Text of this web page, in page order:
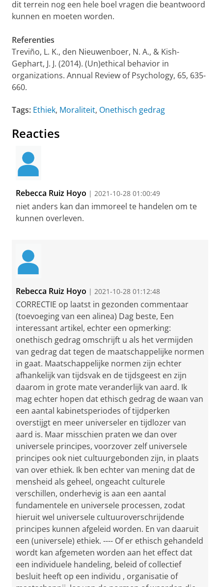
dit terrein nog een hele boel vragen die beantwoord
kunnen en moeten worden.
Referenties
Treviño, L. K., den Nieuwenboer, N. A., & Kish-
Gephart, J. J. (2014). (Un)ethical behavior in
organizations. Annual Review of Psychology, 65, 635-
660.
Tags: Ethiek, Moraliteit, Onethisch gedrag
Reacties
Rebecca Ruiz Hoyo | 2021-10-28 01:00:49
niet anders kan dan immoreel te handelen om te
kunnen overleven.
Rebecca Ruiz Hoyo | 2021-10-28 01:12:48
CORRECTIE op laatst in gezonden commentaar
(toevoeging van een alinea) Dag beste, Een
interessant artikel, echter een opmerking:
onethisch gedrag omschrijft u als het vermijden
van gedrag dat tegen de maatschappelijke normen
in gaat. Maatschappelijke normen zijn echter
afhankelijk van tijdsvak en de tijdsgeest en zijn
daarom in grote mate veranderlijk van aard. Ik
mag echter hopen dat ethisch gedrag de waan van
een aantal kabinetsperiodes of tijdperken
overstijgt en meer universeler en tijdlozer van
aard is. Maar misschien praten we dan over
universele principes, voorzover zelf universele
principes ook niet cultuurgebonden zijn, in plaats
van over ethiek. Ik ben echter van mening dat de
mensheid als geheel, ongeacht culturele
verschillen, onderhevig is aan een aantal
fundamentele en universele processen, zodat
hieruit wel universele cultuuroverschrijdende
principes kunnen afgeleid worden. En van daaruit
een (universele) ethiek. ---- Of er ethisch gehandeld
wordt kan afgemeten worden aan het effect dat
een individuele handeling, beleid of collectief
besluit heeft op een individu , organisatie of